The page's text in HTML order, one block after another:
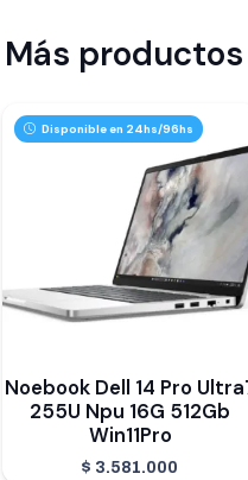
Más
Disponible en 24hs/96hs
Noebook Dell 14 Pro
255U Npu 16G 512Gb
Win11Pro
$ 3.581.000